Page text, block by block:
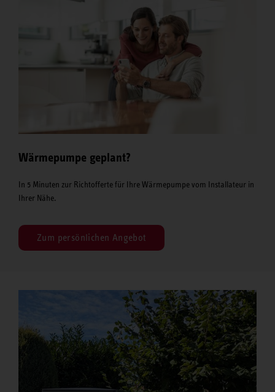
Wärmepumpe geplant?
In 5 Minuten zur Richtofferte für Ihre Wärmepumpe vom Installateur in
Ihrer Nähe.
Zum persönlichen Angebot